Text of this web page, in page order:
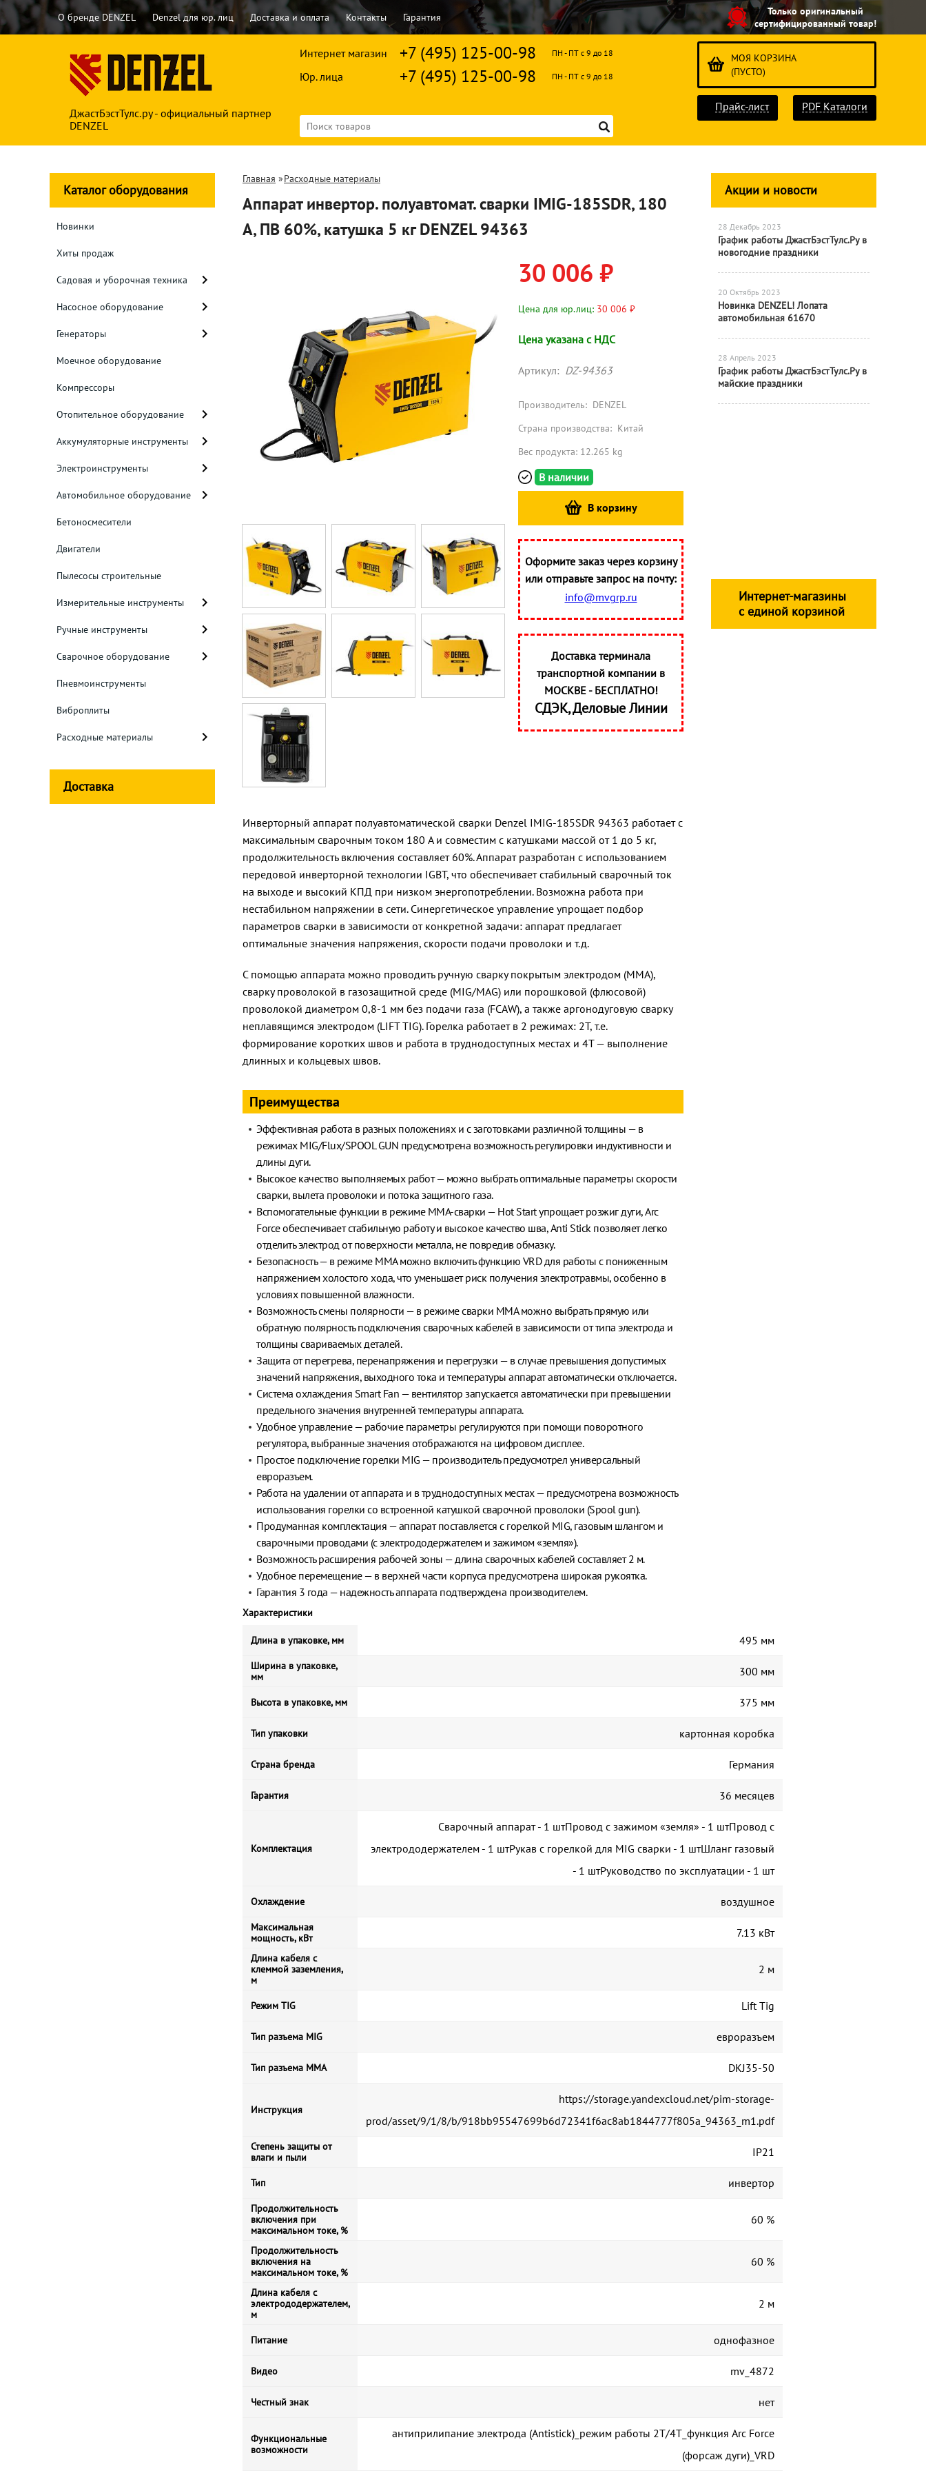
О бренде DENZEL Denzel для юр. лиц Доставка и оплата Контакты Гарантия
Только оригинальный
сертифицированный товар!
ДжастБэстТулс.ру - официальный партнер
DENZEL
Интернет магазин +7 (495) 125-00-98 ПН - ПТ с 9 до 18
Юр. лица +7 (495) 125-00-98 ПН - ПТ с 9 до 18
МОЯ КОРЗИНА
(ПУСТО)
Прайс-лист PDF Каталоги
Каталог оборудования
Новинки
Хиты продаж
Садовая и уборочная техника
Насосное оборудование
Генераторы
Моечное оборудование
Компрессоры
Отопительное оборудование
Аккумуляторные инструменты
Электроинструменты
Автомобильное оборудование
Бетоносмесители
Двигатели
Пылесосы строительные
Измерительные инструменты
Ручные инструменты
Сварочное оборудование
Пневмоинструменты
Виброплиты
Расходные материалы
Доставка
Главная »Расходные материалы
Аппарат инвертор. полуавтомат. cварки IMIG-185SDR, 180
А, ПВ 60%, катушка 5 кг DENZEL 94363
30 006 ₽
Цена для юр.лиц: 30 006 ₽
Цена указана с НДС
Артикул: DZ-94363
Производитель: DENZEL
Страна производства: Китай
Вес продукта: 12.265 kg
В наличии
В корзину
Оформите заказ через корзину
или отправьте запрос на почту:
info@mvgrp.ru
Доставка терминала
транспортной компании в
МОСКВЕ - БЕСПЛАТНО!
СДЭК, Деловые Линии
Инверторный аппарат полуавтоматической сварки Denzel IMIG-185SDR 94363 работает с
максимальным сварочным током 180 A и совместим с катушками массой от 1 до 5 кг,
продолжительность включения составляет 60%. Аппарат разработан с использованием
передовой инверторной технологии IGBT, что обеспечивает стабильный сварочный ток
на выходе и высокий КПД при низком энергопотреблении. Возможна работа при
нестабильном напряжении в сети. Синергетическое управление упрощает подбор
параметров сварки в зависимости от конкретной задачи: аппарат предлагает
оптимальные значения напряжения, скорости подачи проволоки и т.д.
С помощью аппарата можно проводить ручную сварку покрытым электродом (MMA),
сварку проволокой в газозащитной среде (MIG/MAG) или порошковой (флюсовой)
проволокой диаметром 0,8-1 мм без подачи газа (FCAW), а также аргонодуговую сварку
неплавящимся электродом (LIFT TIG). Горелка работает в 2 режимах: 2T, т.е.
формирование коротких швов и работа в труднодоступных местах и 4T — выполнение
длинных и кольцевых швов.
Преимущества
Эффективная работа в разных положениях и с заготовками различной толщины — в
режимах MIG/Flux/SPOOL GUN предусмотрена возможность регулировки индуктивности и
длины дуги.
Высокое качество выполняемых работ — можно выбрать оптимальные параметры скорости
сварки, вылета проволоки и потока защитного газа.
Вспомогательные функции в режиме MMA-сварки — Hot Start упрощает розжиг дуги, Arc
Force обеспечивает стабильную работу и высокое качество шва, Anti Stick позволяет легко
отделить электрод от поверхности металла, не повредив обмазку.
Безопасность — в режиме MMA можно включить функцию VRD для работы с пониженным
напряжением холостого хода, что уменьшает риск получения электротравмы, особенно в
условиях повышенной влажности.
Возможность смены полярности — в режиме сварки MMA можно выбрать прямую или
обратную полярность подключения сварочных кабелей в зависимости от типа электрода и
толщины свариваемых деталей.
Защита от перегрева, перенапряжения и перегрузки — в случае превышения допустимых
значений напряжения, выходного тока и температуры аппарат автоматически отключается.
Система охлаждения Smart Fan — вентилятор запускается автоматически при превышении
предельного значения внутренней температуры аппарата.
Удобное управление — рабочие параметры регулируются при помощи поворотного
регулятора, выбранные значения отображаются на цифровом дисплее.
Простое подключение горелки MIG — производитель предусмотрел универсальный
евроразъем.
Работа на удалении от аппарата и в труднодоступных местах — предусмотрена возможность
использования горелки со встроенной катушкой сварочной проволоки (Spool gun).
Продуманная комплектация — аппарат поставляется с горелкой MIG, газовым шлангом и
сварочными проводами (с электрододержателем и зажимом «земля»).
Возможность расширения рабочей зоны — длина сварочных кабелей составляет 2 м.
Удобное перемещение — в верхней части корпуса предусмотрена широкая рукоятка.
Гарантия 3 года — надежность аппарата подтверждена производителем.
Характеристики
Длина в упаковке, мм 495 мм
Ширина в упаковке,
мм
300 мм
Высота в упаковке, мм 375 мм
Тип упаковки картонная коробка
Страна бренда Германия
Гарантия 36 месяцев
Комплектация
Сварочный аппарат - 1 штПровод с зажимом «земля» - 1 штПровод с
электрододержателем - 1 штРукав с горелкой для MIG сварки - 1 штШланг газовый
- 1 штРуководство по эксплуатации - 1 шт
Охлаждение воздушное
Максимальная
мощность, кВт
7.13 кВт
Длина кабеля с
клеммой заземления,
м
2 м
Режим TIG Lift Tig
Тип разъема MIG евроразъем
Тип разъема MMA DKJ35-50
Инструкция
https://storage.yandexcloud.net/pim-storage-
prod/asset/9/1/8/b/918bb95547699b6d72341f6ac8ab1844777f805a_94363_m1.pdf
Степень защиты от
влаги и пыли
IP21
Тип инвертор
Продолжительность
включения при
максимальном токе, %
60 %
Продолжительность
включения на
максимальном токе, %
60 %
Длина кабеля с
электрододержателем,
м
2 м
Питание однофазное
Видео mv_4872
Честный знак нет
Функциональные
возможности
антиприлипание электрода (Antistick)_режим работы 2Т/4Т_функция Arc Force
(форсаж дуги)_VRD
Акции и новости
28 Декабрь 2023
График работы ДжастБэстТулс.Ру в
новогодние праздники
20 Октябрь 2023
Новинка DENZEL! Лопата
автомобильная 61670
28 Апрель 2023
График работы ДжастБэстТулс.Ру в
майские праздники
Интернет-магазины
с единой корзиной